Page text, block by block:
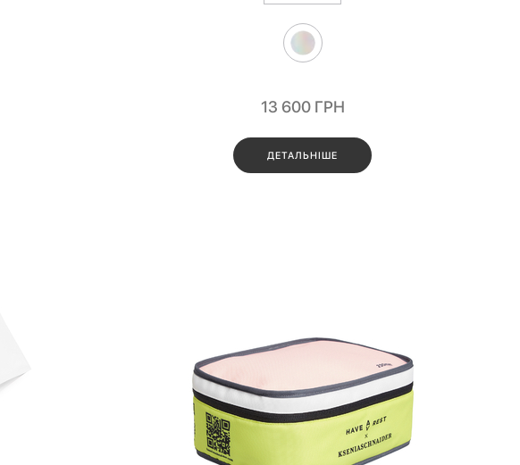
13 600 ГРН
ДЕТАЛЬНІШЕ